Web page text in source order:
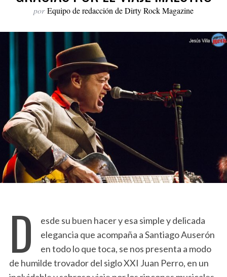
por Equipo de redacción de Dirty Rock Magazine
D
esde su buen hacer y esa simple y delicada
elegancia que acompaña a Santiago Auserón
en todo lo que toca, se nos presenta a modo
de humilde trovador del siglo XXI Juan Perro, en un